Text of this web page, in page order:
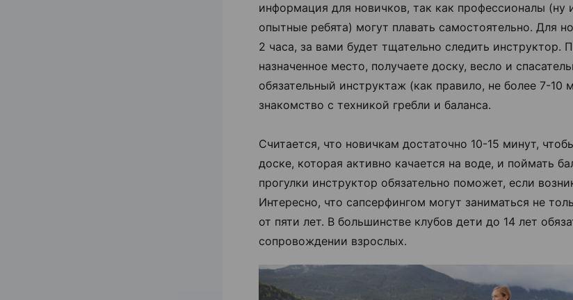
информация для новичков, так как профессионалы (ну
опытные ребята) могут плавать самостоятельно. Для
2 часа, за вами будет тщательно следить инструктор.
назначенное место, получаете доску, весло и
обязательный инструктаж (как правило, не более 7-10
знакомство с техникой гребли и баланса.
Считается, что новичкам достаточно 10-15 минут,
доске, которая активно качается на воде, и поймать
прогулки инструктор обязательно поможет, если
Интересно, что сапсерфингом могут заниматься не
от пяти лет. В большинстве клубов дети до 14 лет
сопровождении взрослых.